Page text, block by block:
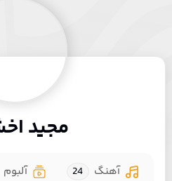
مجید
آهنگ 24 آلبوم